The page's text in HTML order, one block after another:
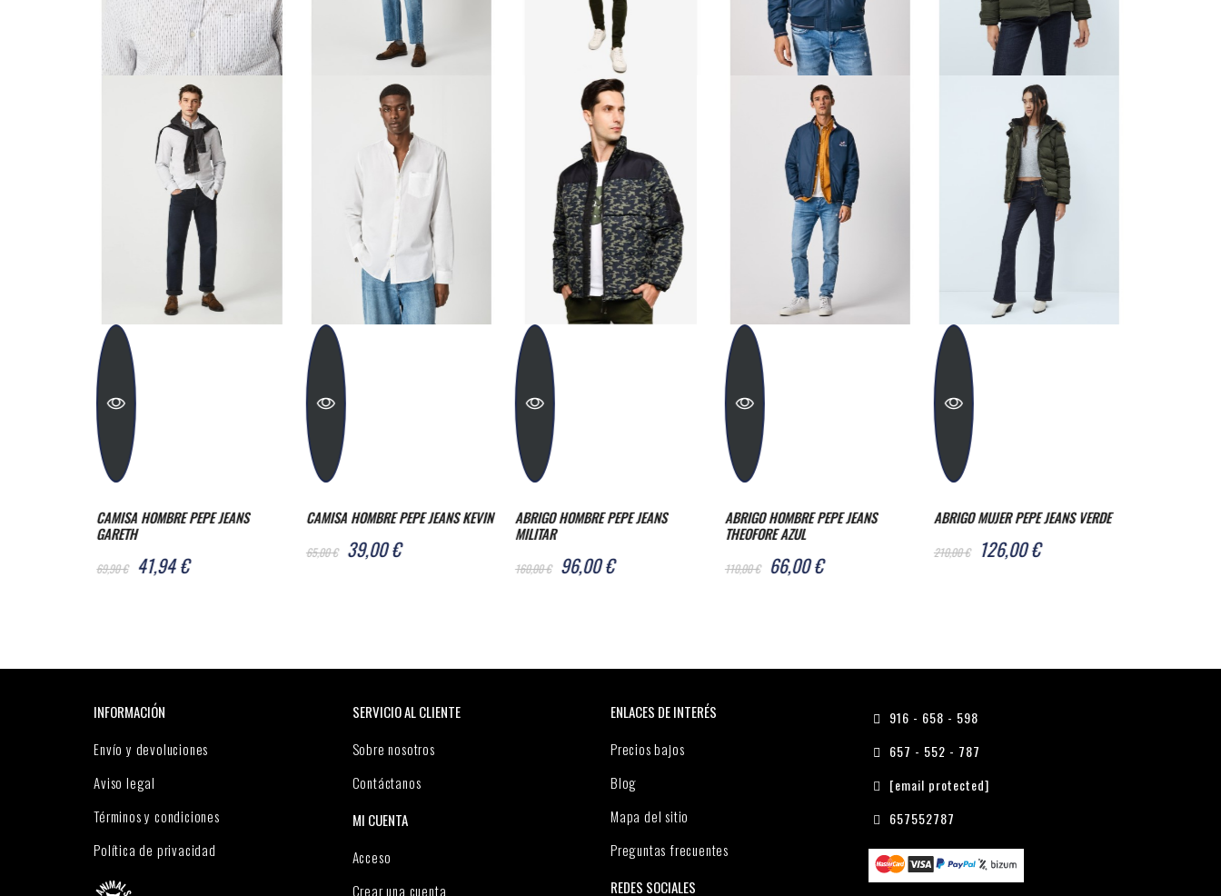
CAMISA HOMBRE PEPE JEANS KEVIN
ABRIGO HOMBRE PEPE JEANS
96,00 €
ABRIGO HOMBRE PEPE JEANS
THEOFORE AZUL
110,00 € 66,00 €
ABRIGO MUJER PEPE JEANS VERDE
126,00 €
ABRIGO PEPE JEANS HEINRICH
72,00 €
INFORMACIÓN
Envío y devoluciones
Aviso legal
Términos y condiciones
Política de privacidad
SERVICIO AL CLIENTE
Sobre nosotros
Contáctanos
MI CUENTA
Acceso
Crear una cuenta
ENLACES DE INTERÉS
Precios bajos
Blog
Mapa del sitio
Preguntas frecuentes
REDES SOCIALES
916 - 658 - 598
657 - 552 - 787
[email protected]
657552787